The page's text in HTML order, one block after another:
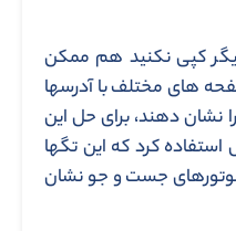
کپی نکنید هم ممکن
های مختلف با آدرسها
نشان دهند، برای حل این
کرد که این تگها
جست و جو نشان